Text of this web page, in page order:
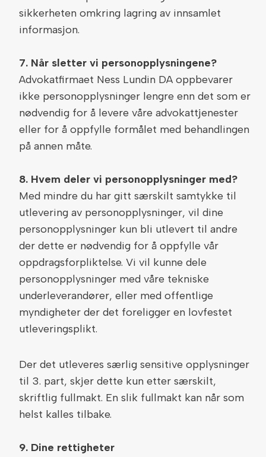
sikkerheten omkring lagring av innsamlet
informasjon.
7. Når sletter vi personopplysningene?
Advokatfirmaet Ness Lundin DA oppbevarer
ikke personopplysninger lengre enn det som er
nødvendig for å levere våre advokattjenester
eller for å oppfylle formålet med behandlingen
på annen måte.
8. Hvem deler vi personopplysninger med?
Med mindre du har gitt særskilt samtykke til
utlevering av personopplysninger, vil dine
personopplysninger kun bli utlevert til andre
der dette er nødvendig for å oppfylle vår
oppdragsforpliktelse. Vi vil kunne dele
personopplysninger med våre tekniske
underleverandører, eller med offentlige
myndigheter der det foreligger en lovfestet
utleveringsplikt.
Der det utleveres særlig sensitive opplysninger
til 3. part, skjer dette kun etter særskilt,
skriftlig fullmakt. En slik fullmakt kan når som
helst kalles tilbake.
9. Dine rettigheter